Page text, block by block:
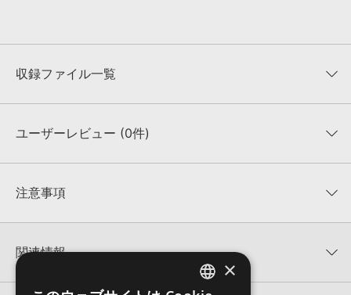
収録ファイル一覧
収録ファイル一覧
ユーザーレビュー (0件)
★★★★★
★5
★2
注意事項
KONTAKTフォーマットは、
でお使いいただけます。無償版のKONTAKT PLAYERではお使いい
ただけませんので、ご注意ください。また、「ライブラリ・タブ」
関連情報
【Loopmasters】計57ブランドのサンプルパックが30%OFF！サ
×